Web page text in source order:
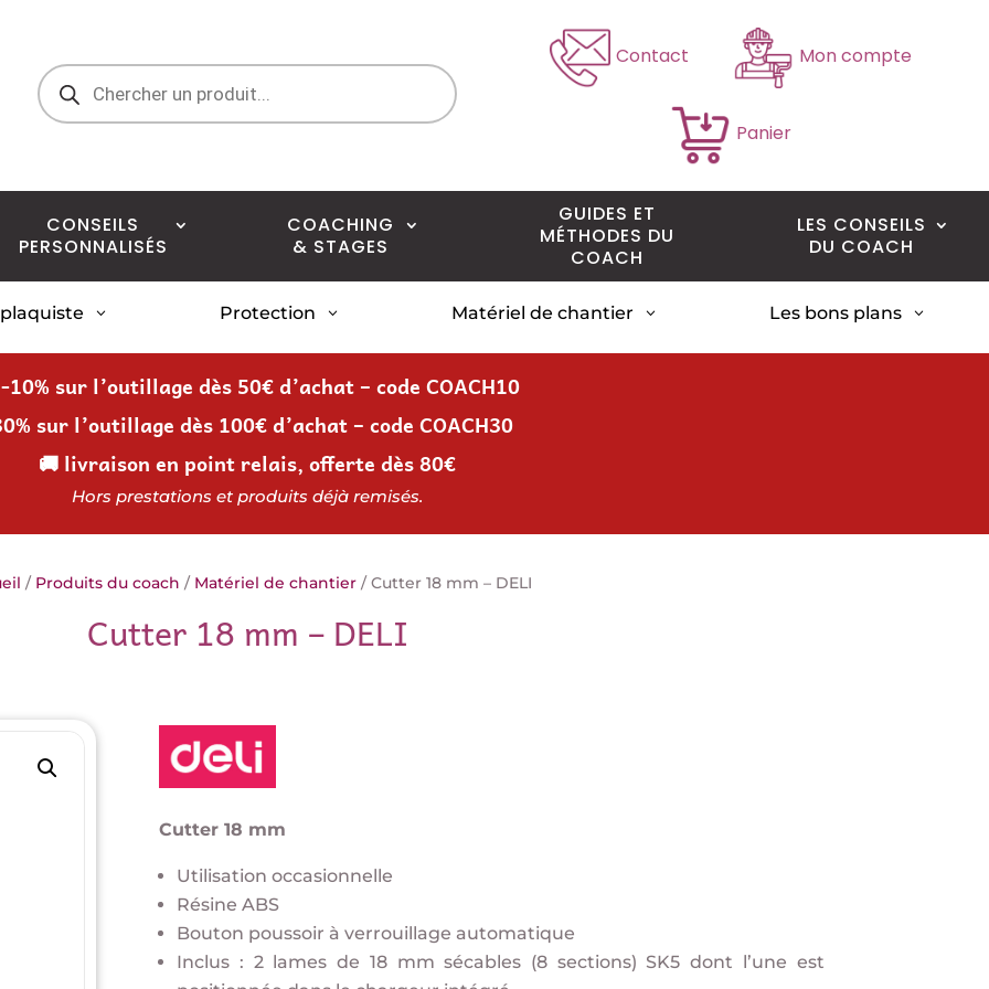
Recherche
de
produits
Contact Mon compte
Panier
CONSEILS
PERSONNALISÉS
COACHING
& STAGES
GUIDES ET
MÉTHODES DU
COACH
LES CONSEILS
DU COACH
3 Protection 3 Matériel de chantier 3 Les bons plans 3
10% sur l’outillage dès 50€ d’achat – code COACH10
sur l’outillage dès 100€ d’achat – code COACH30
🚚 livraison en point relais, offerte dès 80€
Hors prestations et produits déjà remisés.
/ Produits du coach / Matériel de chantier/ Cutter 18 mm – DELI
Cutter 18 mm – DELI
Cutter 18 mm
Utilisation occasionnelle
Résine ABS
Bouton poussoir à verrouillage automatique
Inclus : 2 lames de 18 mm sécables (8 sections) SK5 dont l’une est